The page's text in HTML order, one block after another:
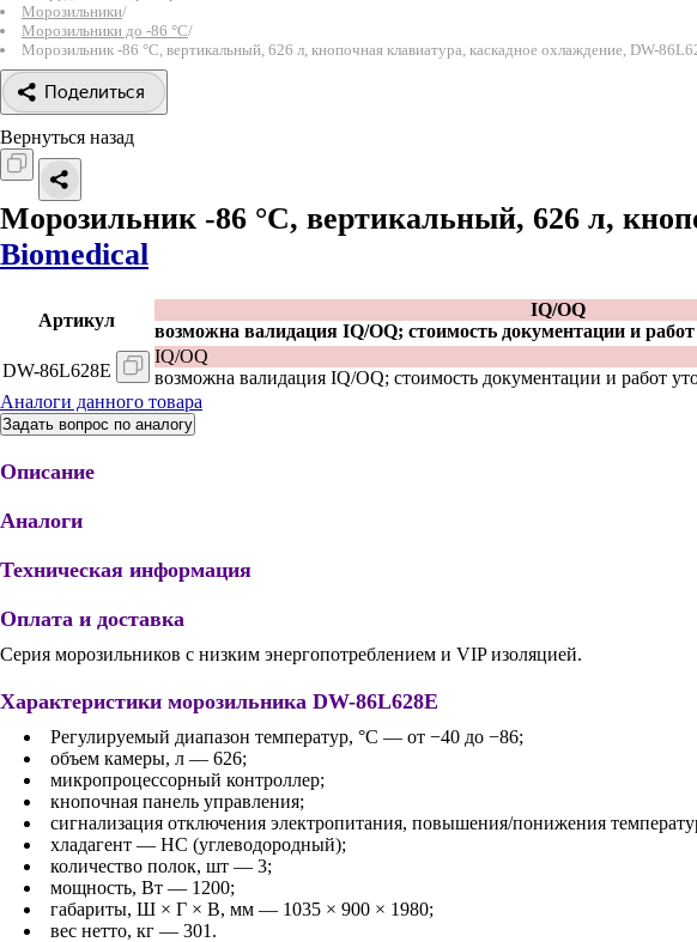
Морозильники/
Морозильники до -86 °C/
Морозильник -86 °С, вертикальный, 626 л, кнопочная клавиатура, каскадное охлаждение, DW-
Поделиться
Вернуться назад
Морозильник -86 °С, вертикальный, 626 л,
Biomedical
Артикул
IQ/OQ
возможна валидация IQ/OQ; стоимость документации и
DW-86L628E
IQ/OQ
возможна валидация IQ/OQ; стоимость документации и работ
Аналоги данного товара
Задать вопрос по аналогу
Описание
Аналоги
Техническая информация
Оплата и доставка
Серия морозильников с низким энергопотреблением и VIP изоляцией.
Характеристики морозильника DW-86L628E
Регулируемый диапазон температур, °С — от −40 до −86;
объем камеры, л — 626;
микропроцессорный контроллер;
кнопочная панель управления;
сигнализация отключения электропитания, повышения/понижения
хладагент — HC (углеводородный);
количество полок, шт — 3;
мощность, Вт — 1200;
габариты, Ш × Г × В, мм — 1035 × 900 × 1980;
вес нетто, кг — 301.